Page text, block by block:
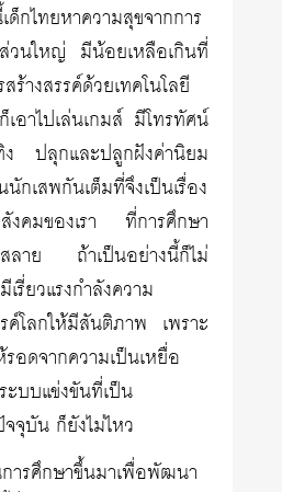
ด็กไทยหาความสุขจากการ
ส่วนใหญ่ มีน้อยเหลือเกินที่
ร้างสรรค์ด้วยเทคโนโลยี
อาไปเล่นเกมส์ มีโทรทัศน์
ง ปลุกและปลูกฝังค่านิยม
กเสพกันเต็มที่จึงเป็นเรื่อง
งคมของเรา ที่การศึกษา
สลาย ถ้าเป็นอย่างนี้ก็ไม่
รี่ยวแรงกำลังความ
ค์โลกให้มีสันติภาพ เพราะ
อดจากความเป็นเหยื่อ
บบแข่งขันที่เป็น
จุบัน ก็ยังไม่ไหว
ารศึกษาขึ้นมาเพื่อพัฒนา